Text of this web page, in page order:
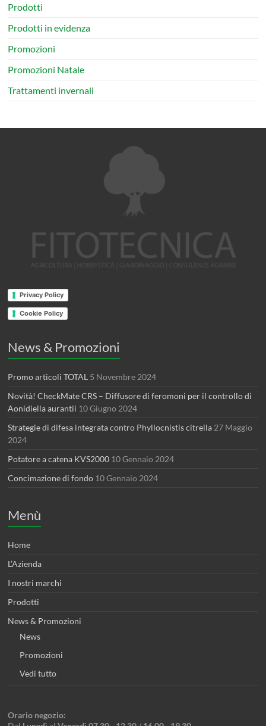
Prodotti
Prodotti in evidenza
Promozioni
Promozioni Natale
Trattamenti invernali
Privacy Policy
Cookie Policy
News & Promozioni
Promo articoli TOTAL 5 Novembre 2024
Novità! CheckMate CRS – Diffusore di feromoni per il controllo di
Aonidiella aurantii 10 Giugno 2024
Strategie di difesa integrata contro Phyllocnistis citrella 27 Maggio
2024
Potatore a catena KVS2000 10 Gennaio 2024
Concimazione di fondo 10 Gennaio 2024
Menù
Home
L’Azienda
I nostri marchi
Prodotti
News & Promozioni
News
Promozioni
Vedi tutto
Orario negozio: